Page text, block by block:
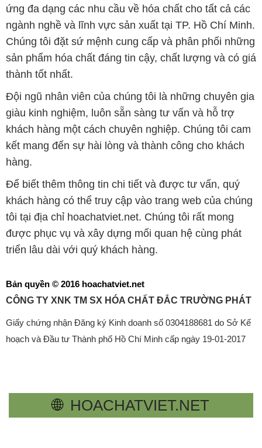
ứng đa dạng các nhu cầu về hóa chất cho tất cả các
ngành nghề và lĩnh vực sản xuất tại TP. Hồ Chí Minh.
Chúng tôi đặt sứ mệnh cung cấp và phân phối những
sản phẩm hóa chất đáng tin cậy, chất lượng và có giá
thành tốt nhất.
Đội ngũ nhân viên của chúng tôi là những chuyên gia
giàu kinh nghiệm, luôn sẵn sàng tư vấn và hỗ trợ
khách hàng một cách chuyên nghiệp. Chúng tôi cam
kết mang đến sự hài lòng và thành công cho khách
hàng.
Để biết thêm thông tin chi tiết và được tư vấn, quý
khách hàng có thể truy cập vào trang web của chúng
tôi tại địa chỉ hoachatviet.net. Chúng tôi rất mong
được phục vụ và xây dựng mối quan hệ cùng phát
triển lâu dài với quý khách hàng.
Bản quyền © 2016 hoachatviet.net
CÔNG TY XNK TM SX HÓA CHẤT ĐẮC TRƯỜNG PHÁT
Giấy chứng nhận Đăng ký Kinh doanh số 0304188681 do Sở Kế
hoạch và Đầu tư Thành phố Hồ Chí Minh cấp ngày 19-01-2017
🌐 HOACHATVIET.NET